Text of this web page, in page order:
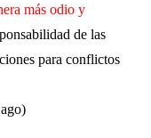
más odio y
de las
para conflictos